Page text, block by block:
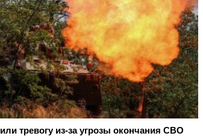
тревогу из-за угрозы окончания СВО